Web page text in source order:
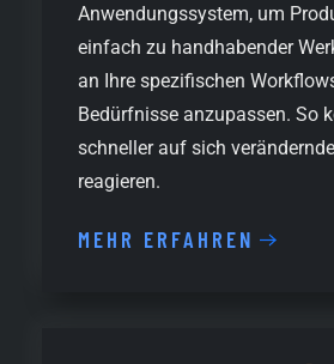
Anwendungssystem, um
einfach zu handhabender
an Ihre spezifischen
Bedürfnisse anzupassen. So
schneller auf sich
reagieren.
MEHR ERFAHREN